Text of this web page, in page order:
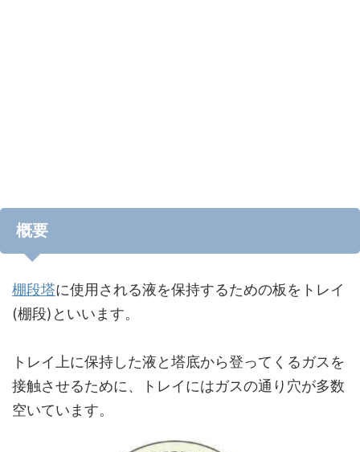
概要
棚段塔に使用される液を保持するための板をトレイ
(棚段)といいます。
トレイ上に保持した液と塔底から登ってくるガスを
接触させるために、トレイにはガスの通り穴が多数
空いています。